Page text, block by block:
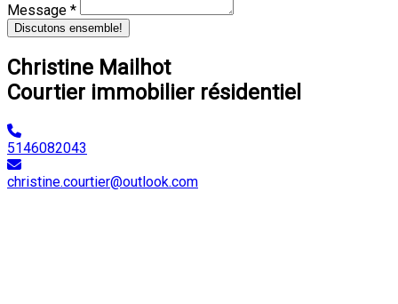
Message *
Discutons ensemble!
Christine Mailhot
Courtier immobilier résidentiel
5146082043
christine.courtier@outlook.com